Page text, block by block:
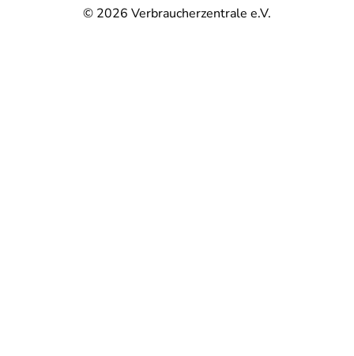
© 2026 Verbraucherzentrale e.V.